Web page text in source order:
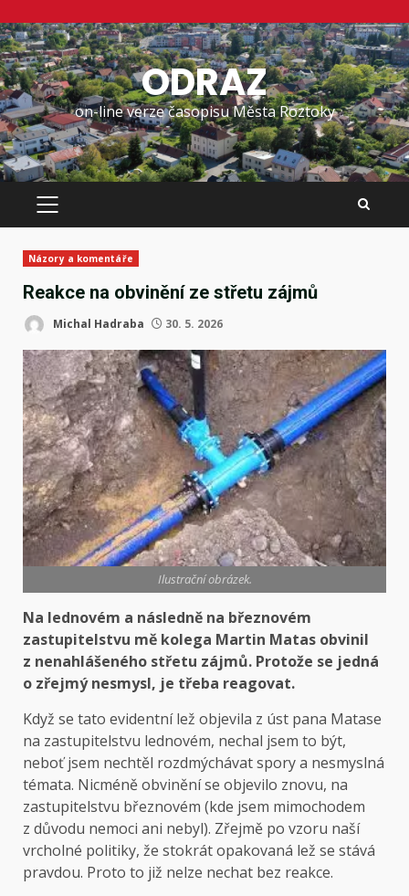
Skip
to
content
ODRAZ
on-line verze časopisu Města Roztoky
PRIMARY
Názory a komentáře
Reakce na obvinění ze střetu zájmů
Michal Hadraba 30. 5. 2026
Ilustrační obrázek.
Na lednovém a následně na březnovém
zastupitelstvu mě kolega Martin Matas obvinil
z nenahlášeného střetu zájmů. Protože se jedná
o zřejmý nesmysl, je třeba reagovat.
Když se tato evidentní lež objevila z úst pana Matase
na zastupitelstvu lednovém, nechal jsem to být,
neboť jsem nechtěl rozdmýchávat spory a nesmyslná
témata. Nicméně obvinění se objevilo znovu, na
zastupitelstvu březnovém (kde jsem mimochodem
z důvodu nemoci ani nebyl). Zřejmě po vzoru naší
vrcholné politiky, že stokrát opakovaná lež se stává
pravdou. Proto to již nelze nechat bez reakce.